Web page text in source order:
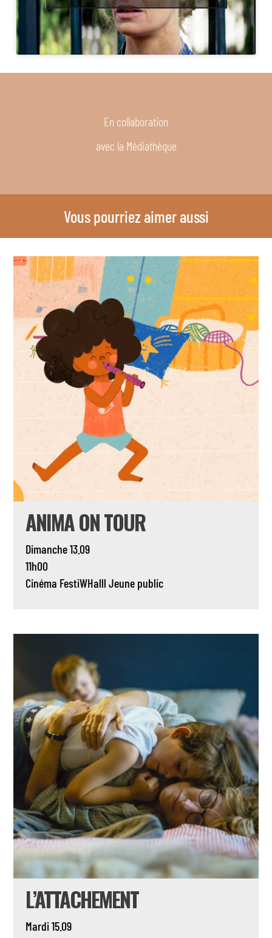
En collaboration
avec la Médiathèque
Vous pourriez aimer aussi
ANIMA ON TOUR
Dimanche 13.09
11h00
Cinéma FestiWHalll Jeune public
L’ATTACHEMENT
Mardi 15.09